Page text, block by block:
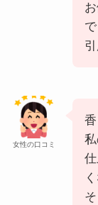
で
引
女性の口コミ